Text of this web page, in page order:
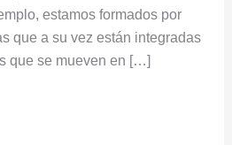
estamos formados por
que a su vez están integradas
que se mueven en […]